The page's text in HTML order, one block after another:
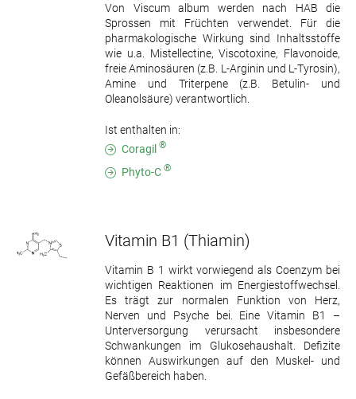
Von Viscum album werden nach HAB die
Sprossen mit Früchten verwendet. Für die
pharmakologische Wirkung sind Inhaltsstoffe
wie u.a. Mistellectine, Viscotoxine, Flavonoide,
freie Aminosäuren (z.B. L-Arginin und L-Tyrosin),
Amine und Triterpene (z.B. Betulin- und
Oleanolsäure) verantwortlich.
Ist enthalten in:
Coragil ®
Phyto-C ®
Vitamin B1 (Thiamin)
Vitamin B 1 wirkt vorwiegend als Coenzym bei
wichtigen Reaktionen im Energiestoffwechsel.
Es trägt zur normalen Funktion von Herz,
Nerven und Psyche bei. Eine Vitamin B1 –
Unterversorgung verursacht insbesondere
Schwankungen im Glukosehaushalt. Defizite
können Auswirkungen auf den Muskel- und
Gefäßbereich haben.